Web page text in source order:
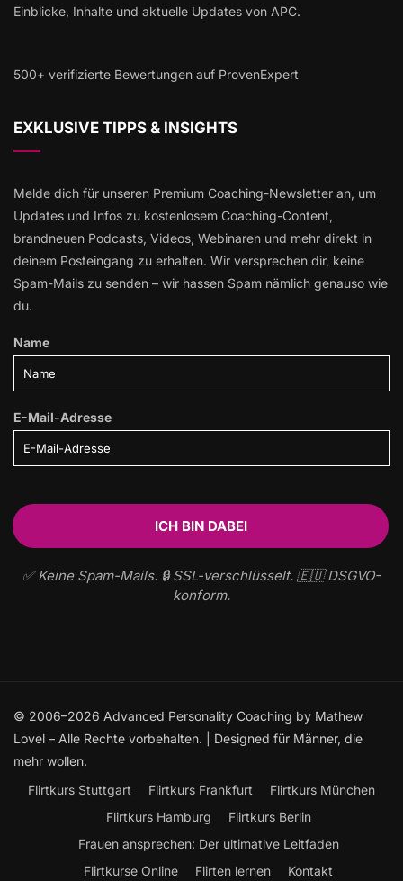
Einblicke, Inhalte und aktuelle Updates von APC.
500+ verifizierte Bewertungen auf ProvenExpert
EXKLUSIVE TIPPS & INSIGHTS
Melde dich für unseren Premium Coaching-Newsletter an, um
Updates und Infos zu kostenlosem Coaching-Content,
brandneuen Podcasts, Videos, Webinaren und mehr direkt in
deinem Posteingang zu erhalten. Wir versprechen dir, keine
Spam-Mails zu senden – wir hassen Spam nämlich genauso wie
du.
Name
E-Mail-Adresse
✅ Keine Spam-Mails. 🔒 SSL-verschlüsselt. 🇪🇺 DSGVO-
konform.
© 2006–2026 Advanced Personality Coaching by Mathew
Lovel – Alle Rechte vorbehalten. | Designed für Männer, die
mehr wollen.
Flirtkurs Stuttgart
Flirtkurs Frankfurt
Flirtkurs München
Flirtkurs Hamburg
Flirtkurs Berlin
Frauen ansprechen: Der ultimative Leitfaden
Flirtkurse Online
Flirten lernen Kontakt